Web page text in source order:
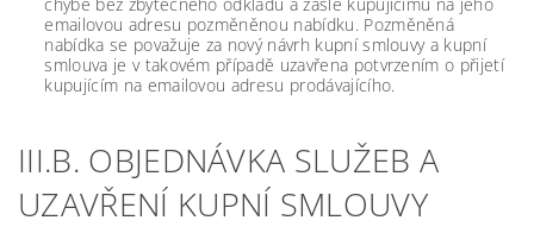
emailovou adresu pozměněnou nabídku. Pozměněná
nabídka se považuje za nový návrh kupní smlouvy a kupní
smlouva je v takovém případě uzavřena potvrzením o přijetí
kupujícím na emailovou adresu prodávajícího.
III.B. OBJEDNÁVKA SLUŽEB A
UZAVŘENÍ KUPNÍ SMLOUVY